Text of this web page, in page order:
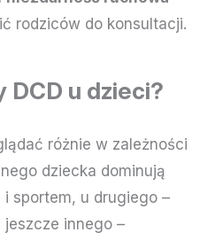
rodziców do konsultacji.
DCD u dzieci?
różnie w zależności
dziecka dominują
sportem, u drugiego –
innego –